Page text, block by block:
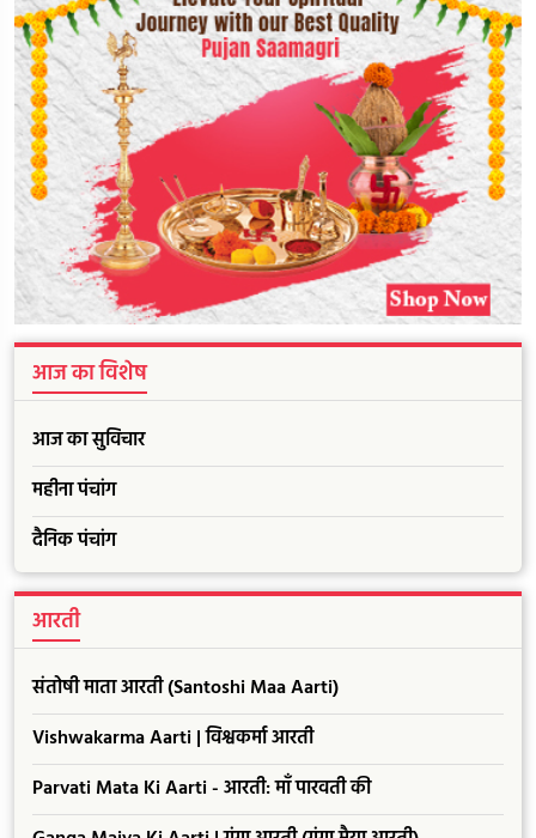
आज का विशेष
आज का सुविचार
महीना पंचांग
दैनिक पंचांग
आरती
संतोषी माता आरती (Santoshi Maa Aarti)
Vishwakarma Aarti | विश्वकर्मा आरती
Parvati Mata Ki Aarti - आरती: माँ पारवती की